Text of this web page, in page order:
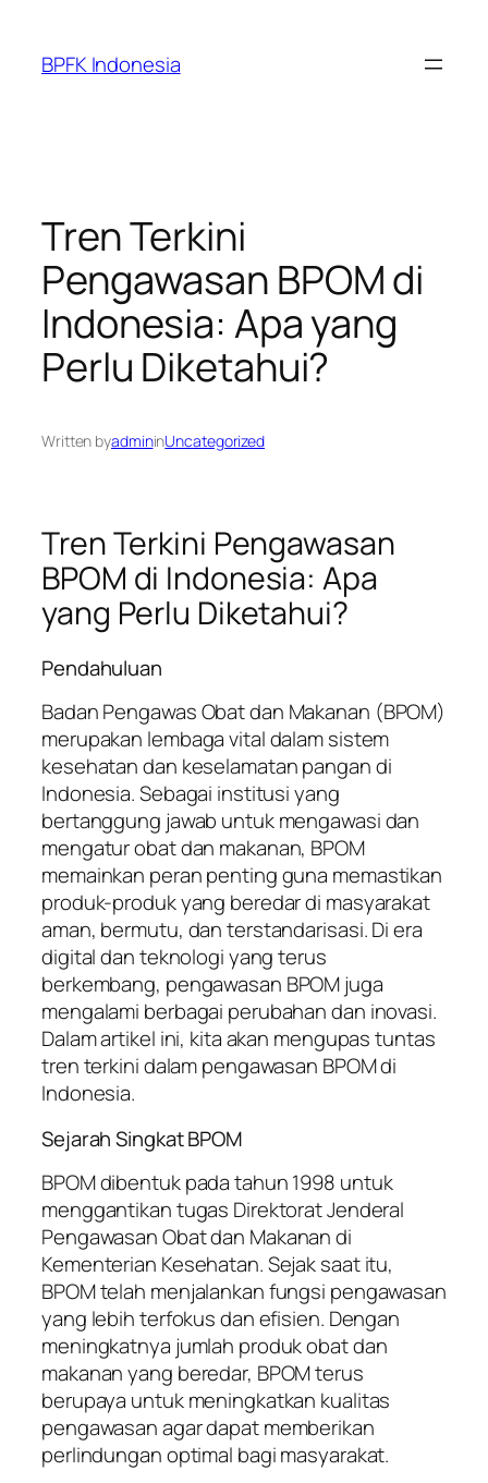
content
BPFK Indonesia
Tren Terkini
Pengawasan BPOM di
Indonesia: Apa yang
Perlu Diketahui?
Written byadmininUncategorized
Tren Terkini Pengawasan
BPOM di Indonesia: Apa
yang Perlu Diketahui?
Pendahuluan
Badan Pengawas Obat dan Makanan (BPOM)
merupakan lembaga vital dalam sistem
kesehatan dan keselamatan pangan di
Indonesia. Sebagai institusi yang
bertanggung jawab untuk mengawasi dan
mengatur obat dan makanan, BPOM
memainkan peran penting guna memastikan
produk-produk yang beredar di masyarakat
aman, bermutu, dan terstandarisasi. Di era
digital dan teknologi yang terus
berkembang, pengawasan BPOM juga
mengalami berbagai perubahan dan inovasi.
Dalam artikel ini, kita akan mengupas tuntas
tren terkini dalam pengawasan BPOM di
Indonesia.
Sejarah Singkat BPOM
BPOM dibentuk pada tahun 1998 untuk
menggantikan tugas Direktorat Jenderal
Pengawasan Obat dan Makanan di
Kementerian Kesehatan. Sejak saat itu,
BPOM telah menjalankan fungsi pengawasan
yang lebih terfokus dan efisien. Dengan
meningkatnya jumlah produk obat dan
makanan yang beredar, BPOM terus
berupaya untuk meningkatkan kualitas
pengawasan agar dapat memberikan
perlindungan optimal bagi masyarakat.